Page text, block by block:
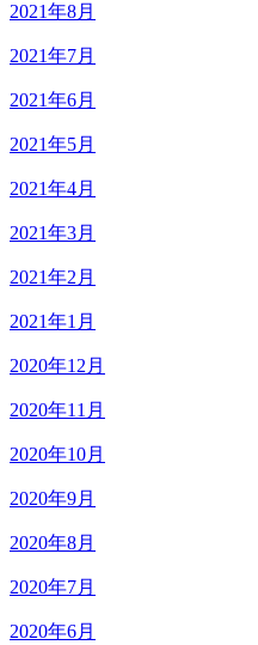
2021年8月
2021年7月
2021年6月
2021年5月
2021年4月
2021年3月
2021年2月
2021年1月
2020年12月
2020年11月
2020年10月
2020年9月
2020年8月
2020年7月
2020年6月